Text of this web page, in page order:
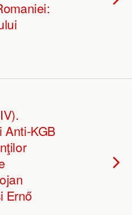
Anti-KGB
Ernő